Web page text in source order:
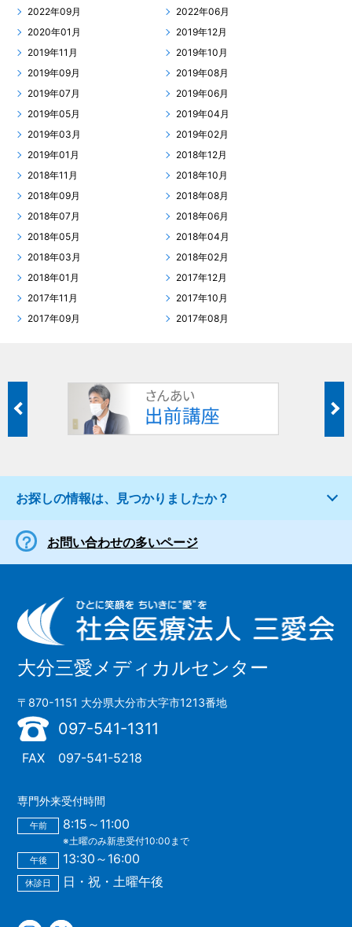
2022年09月
2022年06月
2020年01月
2019年12月
2019年11月
2019年10月
2019年09月
2019年08月
2019年07月
2019年06月
2019年05月
2019年04月
2019年03月
2019年02月
2019年01月
2018年12月
2018年11月
2018年10月
2018年09月
2018年08月
2018年07月
2018年06月
2018年05月
2018年04月
2018年03月
2018年02月
2018年01月
2017年12月
2017年11月
2017年10月
2017年09月
2017年08月
お探しの情報は、見つかりましたか？
お問い合わせの多いページ
大分三愛メディカルセンター
〒870-1151 大分県大分市大字市1213番地
097-541-1311
FAX 097-541-5218
専門外来受付時間
午前 8:15～11:00
※土曜のみ新患受付10:00まで
午後 13:30～16:00
休診日 日・祝・土曜午後